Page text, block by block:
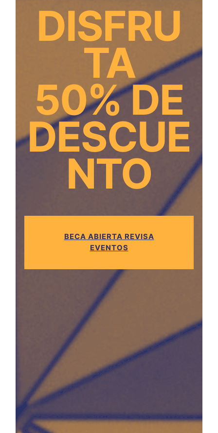
DISFRU
TA
50% DE
DESCUE
NTO
BECA ABIERTA REVISA
EVENTOS